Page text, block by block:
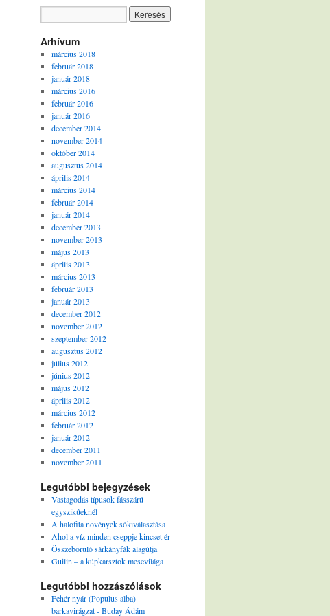
Arhívum
március 2018
február 2018
január 2018
március 2016
február 2016
január 2016
december 2014
november 2014
október 2014
augusztus 2014
április 2014
március 2014
február 2014
január 2014
december 2013
november 2013
május 2013
április 2013
március 2013
február 2013
január 2013
december 2012
november 2012
szeptember 2012
augusztus 2012
július 2012
június 2012
május 2012
április 2012
március 2012
február 2012
január 2012
december 2011
november 2011
Legutóbbi bejegyzések
Vastagodás típusok fásszárú
egyszikűeknél
A halofita növények sókiválasztása
Ahol a víz minden cseppje kincset ér
Összeboruló sárkányfák alagútja
Guilin – a kúpkarsztok mesevilága
Legutóbbi hozzászólások
Fehér nyár (Populus alba)
barkavirágzat - Buday Ádám